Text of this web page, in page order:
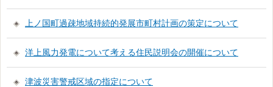
上ノ国町過疎地域持続的発展市町村計画の策定について
洋上風力発電について考える住民説明会の開催について
津波災害警戒区域の指定について